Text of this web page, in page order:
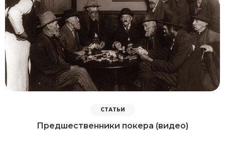
СТАТЬИ
Предшественники покера (видео)